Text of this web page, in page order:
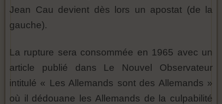
Jean Cau devient dès lors un apostat (de la
gauche).
La rupture sera consommée en 1965 avec un
article publié dans Le Nouvel Observateur
intitulé « Les Allemands sont des Allemands »
où il dédouane les Allemands de la culpabilité